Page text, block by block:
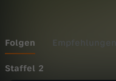
Folgen Empfehlungen
Staffel 2